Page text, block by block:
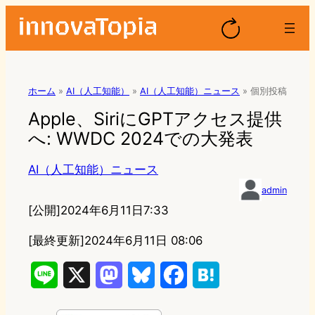
ホーム » AI（人工知能） » AI（人工知能）ニュース » 個別投稿
Apple、SiriにGPTアクセス提供
へ: WWDC 2024での大発表
AI（人工知能）ニュース
admin
[公開]2024年6月11日7:33
[最終更新]2024年6月11日 08:06